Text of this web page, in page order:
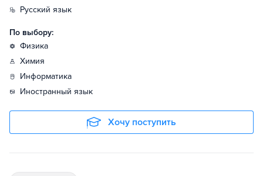
русский язык
По выбору:
физика
химия
информатика
иностранный язык
Хочу поступить